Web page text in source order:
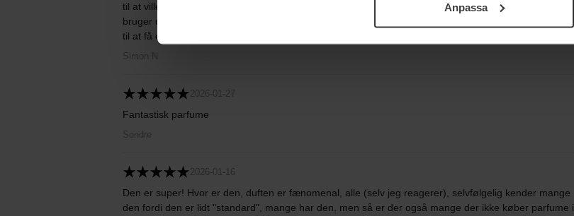
Anpassa
til at ville komme tættere og tættere på hinanden, og komplimenterne strømmer ind til mig, når jeg
bruger den. Brug den på kolde aftener eller dates, ellers vil duften bære dig. For mig er 3-5 pust nok
til at få en behagelig boble omkring mig.
Simon N
2026-01-27
Fantastisk parfume
Sondre
2026-01-16
Den er super! Hvor er den, duften er fænomenal, alle (selv jeg reagerer), selvfølgelig kender mange
den fordi den er lidt "standard", mange har den, men så er der også mange der ikke køber parfume i